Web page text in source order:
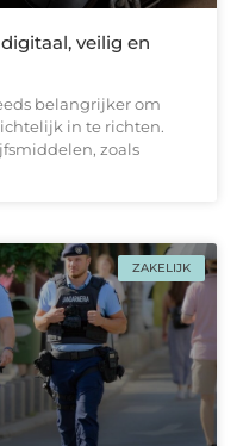
veilig en
belangrijker om
in te richten.
zoals
ZAKELIJK